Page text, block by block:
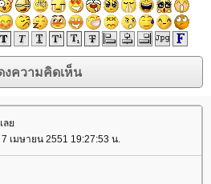
เล
เมษายน 2551 19:27:53 น.